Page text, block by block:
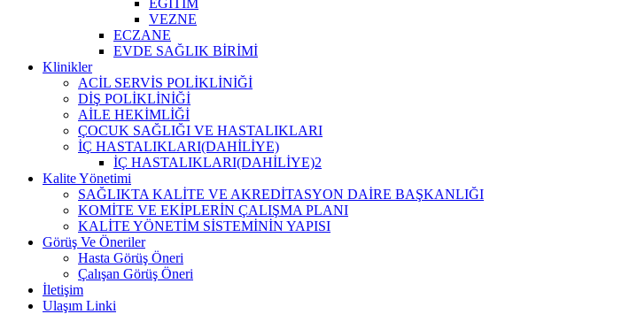
VEZNE
ECZANE
EVDE SAĞLIK BİRİMİ
Klinikler
ACİL SERVİS POLİKLİNİĞİ
DİŞ POLİKLİNİĞİ
AİLE HEKİMLİĞİ
ÇOCUK SAĞLIĞI VE HASTALIKLARI
İÇ HASTALIKLARI(DAHİLİYE)
İÇ HASTALIKLARI(DAHİLİYE)2
Kalite Yönetimi
SAĞLIKTA KALİTE VE AKREDİTASYON DAİRE BAŞKANLIĞI
KOMİTE VE EKİPLERİN ÇALIŞMA PLANI
KALİTE YÖNETİM SİSTEMİNİN YAPISI
Görüş Ve Öneriler
Hasta Görüş Öneri
Çalışan Görüş Öneri
İletişim
Ulaşım Linki